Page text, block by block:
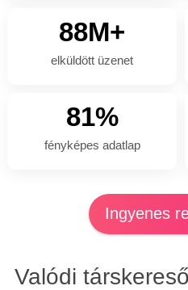
88M+
elküldött üzenet
81%
fényképes adatlap
Ingyenes
Valódi